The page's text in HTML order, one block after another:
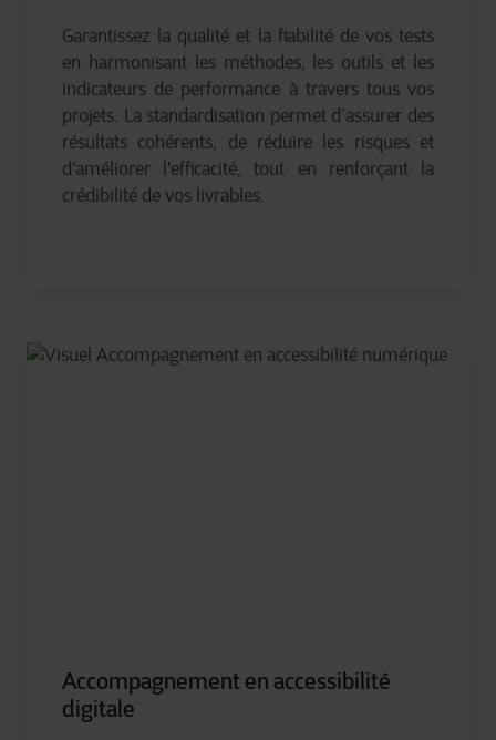
Garantissez la qualité et la fiabilité de vos tests
en harmonisant les méthodes, les outils et les
indicateurs de performance à travers tous vos
projets. La standardisation permet d’assurer des
résultats cohérents, de réduire les risques et
d'améliorer l'efficacité, tout en renforçant la
crédibilité de vos livrables.
Accompagnement en accessibilité
digitale